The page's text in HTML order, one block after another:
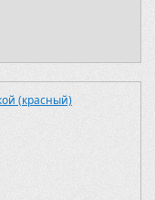
(красный)